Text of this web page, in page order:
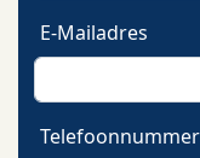
E-Mailadres
Telefoonnummer